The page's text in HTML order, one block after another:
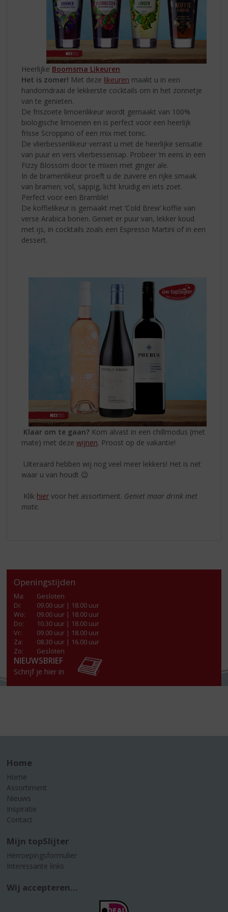
Heerlijke Boomsma Likeuren
Het is zomer! Met deze likeuren maakt u in een
handomdraai de lekkerste cocktails om in het zonnetje
van te genieten.
De friszoete limoenlikeur wordt gemaakt van 100%
biologische limoenen en is perfect voor een heerlijk
frisse Scroppino of een mix met tonic.
De vlierbessenlikeur verrast u met de heerlijke sensatie
van puur en vers vlierbessensap. Probeer ‘m eens in een
Fizzy Blossom door te mixen met ginger ale.
In de bramenlikeur proeft u de zuivere en rijke smaak
van bramen; vol, sappig, licht kruidig en iets zoet.
Perfect voor een Bramble!
De koffielikeur is gemaakt met ‘Cold Brew’ koffie van
verse Arabica bonen. Geniet er puur van, lekker koud
met ijs, in cocktails zoals een Espresso Martini of in een
dessert.
Klaar om te gaan? Kom alvast in een chillmodus (met
mate) met dezewijnen. Proost op de vakantie!
Uiteraard hebben wij nog veel meer lekkers! Het is net
waar u van houdt 😉
Klik hier voor het assortiment. Geniet maar drink met
mate.
Openingstijden
Ma:
Gesloten
Di:
09.00 uur | 18.00 uur
Wo:
09.00 uur | 18.00 uur
Do:
10.30 uur | 18.00 uur
Vr:
09.00 uur | 18.00 uur
Za:
08.30 uur | 16.00 uur
Zo:
Gesloten
NIEUWSBRIEF
Schrijf je hier in
Home
Home
Assortiment
Nieuws
Inspiratie
Contact
Mijn topSlijter
Herroepingsformulier
Interessante links
Wij accepteren...